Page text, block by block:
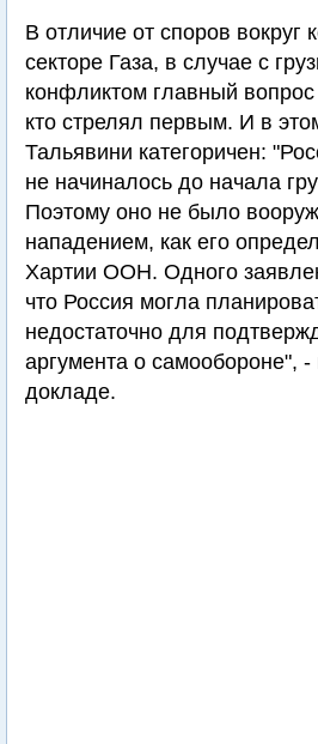
В отличие от споров вокруг
секторе Газа, в случае с
конфликтом главный
кто стрелял первым. И в
Тальявини категоричен:
не начиналось до начала
Поэтому оно не было
нападением, как его
Хартии ООН. Одного
что Россия могла
недостаточно для
аргумента о самообороне", -
докладе.